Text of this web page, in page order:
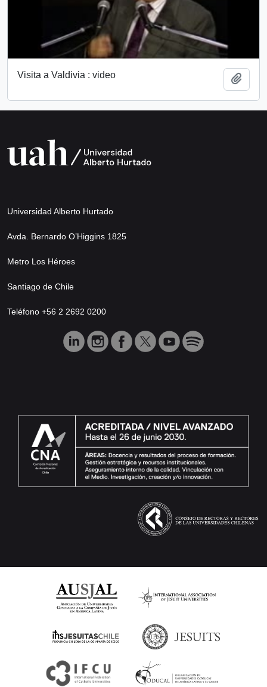
Visita a Valdivia : video
Universidad Alberto Hurtado
Avda. Bernardo O’Higgins 1825
Metro Los Héroes
Santiago de Chile
Teléfono +56 2 2692 0200